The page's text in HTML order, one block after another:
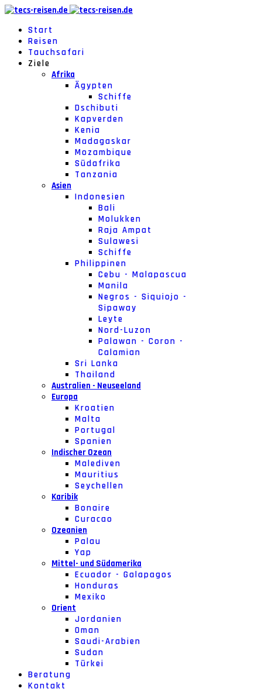
Start
Reisen
Tauchsafari
Ziele
Afrika
Ägypten
Schiffe
Dschibuti
Kapverden
Kenia
Madagaskar
Mozambique
Südafrika
Tanzania
Asien
Indonesien
Bali
Molukken
Raja Ampat
Sulawesi
Schiffe
Philippinen
Cebu - Malapascua
Manila
Negros - Siquiojo -
Sipaway
Leyte
Nord-Luzon
Palawan - Coron -
Calamian
Sri Lanka
Thailand
Australien - Neuseeland
Europa
Kroatien
Malta
Portugal
Spanien
Indischer Ozean
Malediven
Mauritius
Seychellen
Karibik
Bonaire
Curacao
Ozeanien
Palau
Yap
Mittel- und Südamerika
Ecuador - Galapagos
Honduras
Mexiko
Orient
Jordanien
Oman
Saudi-Arabien
Sudan
Türkei
Beratung
Kontakt